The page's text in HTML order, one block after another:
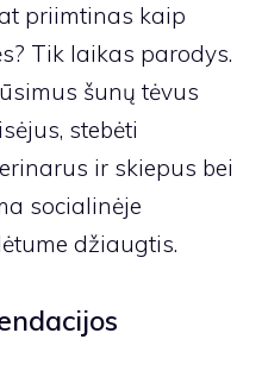
priimtinas kaip
Tik laikas parodys.
šunų tėvus
stebėti
ir skiepus bei
socialinėje
džiaugtis.